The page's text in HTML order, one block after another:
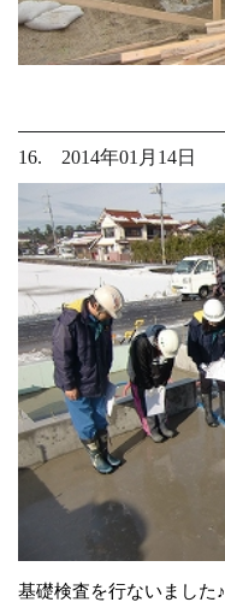
16. 2014年01月14日
基礎検査を行ないました♪